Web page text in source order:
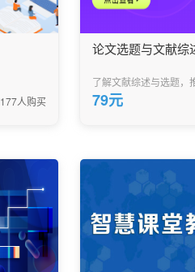
177人购买
论文选题与文献综
了解文献综述与选题，
79元